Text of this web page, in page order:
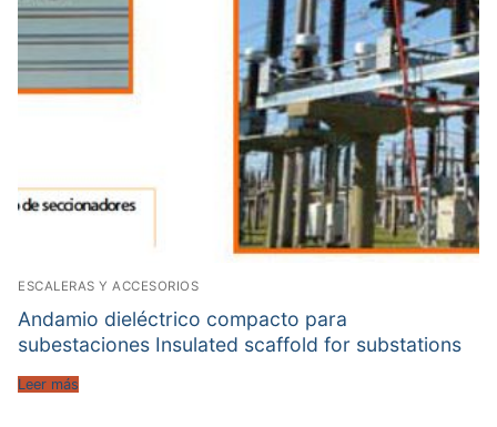
ESCALERAS Y ACCESORIOS
Andamio dieléctrico compacto para
subestaciones Insulated scaffold for substations
Leer más